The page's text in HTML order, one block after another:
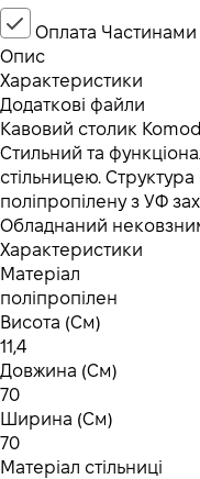
Оплата Частинами
Опис
Характеристики
Додаткові файли
Кавовий столик
Стильний та
стільницею.
поліпропілену з УФ
Обладнаний
Характеристики
Матеріал
поліпропілен
Висота (См)
11,4
Довжина (См)
70
Ширина (См)
70
Матеріал стільниці